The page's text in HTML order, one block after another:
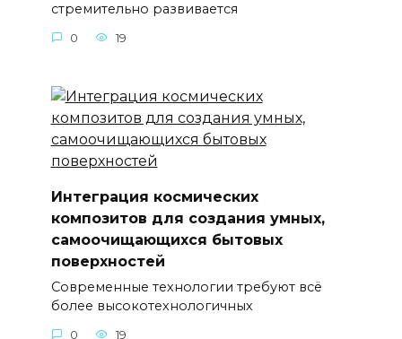
стремительно развивается
0 19
Интеграция космических
композитов для создания умных,
самоочищающихся бытовых
поверхностей
Современные технологии требуют всё
более высокотехнологичных
0 19